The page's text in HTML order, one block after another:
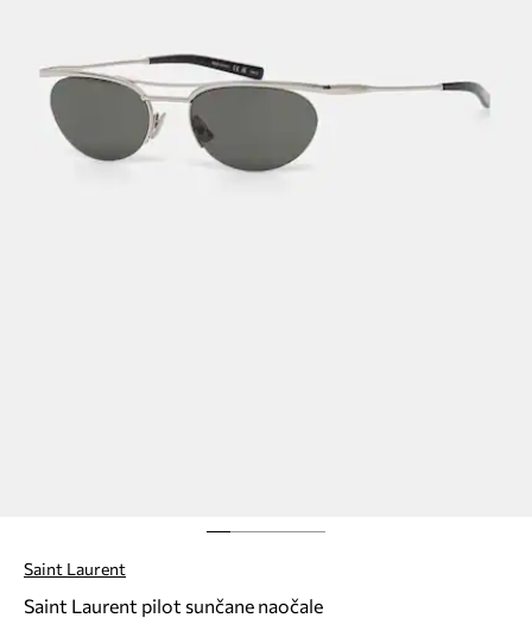
Saint Laurent
Saint Laurent pilot sunčane naočale